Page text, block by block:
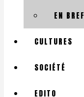
EN BREF
CULTURES
SOCIÉTÉ
EDITO